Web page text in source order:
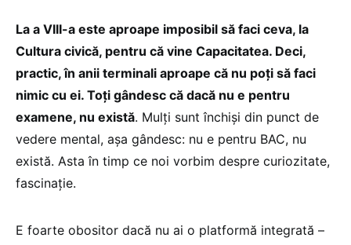
La a VIII-a este aproape imposibil să faci ceva, la
Cultura civică, pentru că vine Capacitatea. Deci,
practic, în anii terminali aproape că nu poți să faci
nimic cu ei. Toți gândesc că dacă nu e pentru
examene, nu există. Mulți sunt închiși din punct de
vedere mental, așa gândesc: nu e pentru BAC, nu
există. Asta în timp ce noi vorbim despre curiozitate,
fascinație.
E foarte obositor dacă nu ai o platformă integrată –